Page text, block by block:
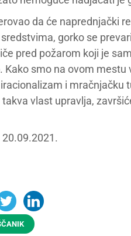
da će naprednjački
gorko se
pred požarom koji je
Kako smo na ovom mestu
i
vlast upravlja,